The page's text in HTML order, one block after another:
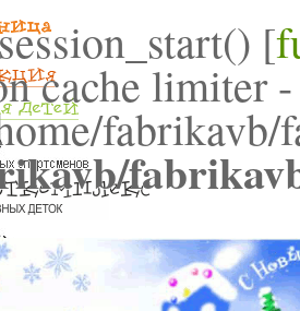
[
cache limiter